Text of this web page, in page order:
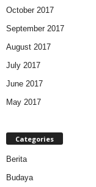
October 2017
September 2017
August 2017
July 2017
June 2017
May 2017
Categories
Berita
Budaya